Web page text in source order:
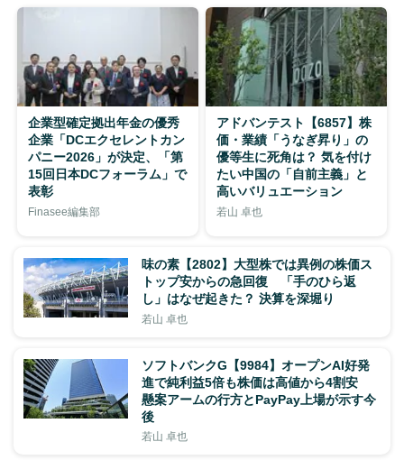
企業型確定拠出年金の優秀
企業「DCエクセレントカン
パニー2026」が決定、「第
15回日本DCフォーラム」で
表彰
Finasee編集部
アドバンテスト【6857】株
価・業績「うなぎ昇り」の
優等生に死角は？ 気を付け
たい中国の「自前主義」と
高いバリュエーション
若山 卓也
味の素【2802】大型株では異例の株価ス
トップ安からの急回復 「手のひら返
し」はなぜ起きた？ 決算を深堀り
若山 卓也
ソフトバンクG【9984】オープンAI好発
進で純利益5倍も株価は高値から4割安
懸案アームの行方とPayPay上場が示す今
後
若山 卓也